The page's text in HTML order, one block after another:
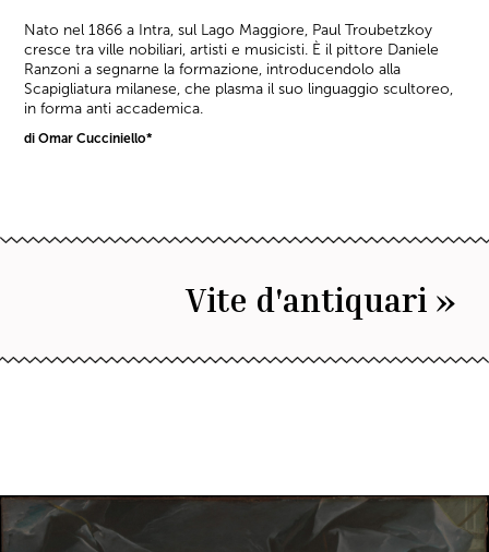
Nato nel 1866 a Intra, sul Lago Maggiore, Paul Troubetzkoy
cresce tra ville nobiliari, artisti e musicisti. È il pittore Daniele
Ranzoni a segnarne la formazione, introducendolo alla
Scapigliatura milanese, che plasma il suo linguaggio scultoreo,
in forma anti accademica.
di Omar Cucciniello*
Vite d'antiquari »